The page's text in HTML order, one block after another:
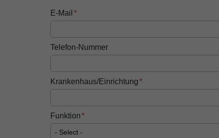
E-Mail
Telefon-Nummer
Krankenhaus/Einrichtung
Funktion